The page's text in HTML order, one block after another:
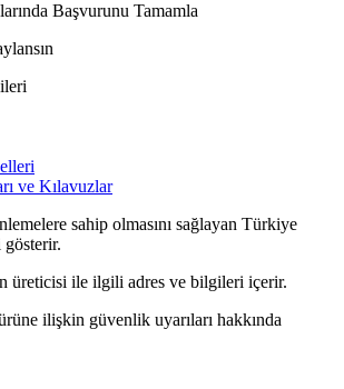
Başvurunu Tamamla
ve Kılavuzlar
sahip olmasını sağlayan Türkiye
üreticisi ile ilgili adres ve bilgileri içerir.
ilişkin güvenlik uyarıları hakkında